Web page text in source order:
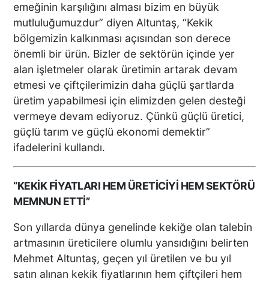
emeğinin karşılığını alması bizim en büyük
mutluluğumuzdur” diyen Altuntaş, “Kekik
bölgemizin kalkınması açısından son derece
önemli bir ürün. Bizler de sektörün içinde yer
alan işletmeler olarak üretimin artarak devam
etmesi ve çiftçilerimizin daha güçlü şartlarda
üretim yapabilmesi için elimizden gelen desteği
vermeye devam ediyoruz. Çünkü güçlü üretici,
güçlü tarım ve güçlü ekonomi demektir”
ifadelerini kullandı.
“KEKİK FİYATLARI HEM ÜRETİCİYİ HEM SEKTÖRÜ
MEMNUN ETTİ”
Son yıllarda dünya genelinde kekiğe olan talebin
artmasının üreticilere olumlu yansıdığını belirten
Mehmet Altuntaş, geçen yıl üretilen ve bu yıl
satın alınan kekik fiyatlarının hem çiftçileri hem